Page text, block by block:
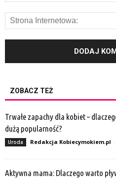
ZOBACZ TEŻ
Trwałe zapachy dla kobiet –
dużą popularność?
Uroda Redakcja Kobiecymokiem.pl -
Aktywna mama: Dlaczego warto